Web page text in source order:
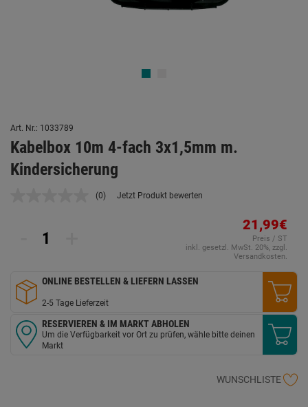
Art. Nr.: 1033789
Kabelbox 10m 4-fach 3x1,5mm m.
Kindersicherung
Kein
(0) Jetzt Produkt bewerten
21,99€
Preis / ST
inkl. gesetzl. MwSt. 20%, zzgl.
Versandkosten.
ONLINE BESTELLEN & LIEFERN LASSEN
2-5 Tage Lieferzeit
RESERVIEREN & IM MARKT ABHOLEN
Um die Verfügbarkeit vor Ort zu prüfen, wähle bitte deinen
Markt
WUNSCHLISTE